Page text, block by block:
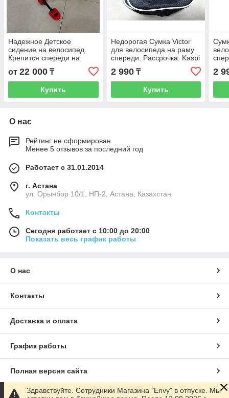
Надежное Детское
сидение на велосипед.
Крепится спереди на
раму. Велокресло. Кресло
для детей с защитой от
выпадения.
от 22 000 ₸
Купить
Недорогая Сумка Victor
для велосипеда на раму
спереди. Рассрочка. Kaspi
2 990₸
Купить
2
О нас
Рейтинг не сформирован
Менее 5 отзывов за последний год
Работает с 31.01.2014
г. Астана
ул. Орынбор 10/1, НП-2, Астана, Казахстан
Контакты
Сегодня работает с 10:00 до 20:00
Показать весь график работы
О нас
Контакты
Доставка и оплата
График работы
Полная версия сайта
Сайт создан на маркетплейсеSatu.kz
Здравствуйте. Сотрудники Магазина "Envy" в отпуске. Мы